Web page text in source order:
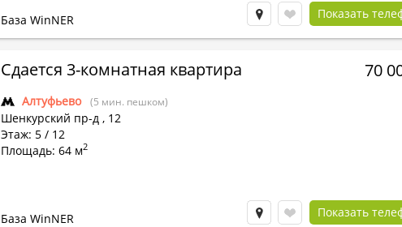
База WinNER Показать
Сдается 3-комнатная квартира
Алтуфьево (5 мин. пешком)
Шенкурский пр-д , 12
Этаж: 5 / 12
Площадь: 64 м2
70
База WinNER Показать